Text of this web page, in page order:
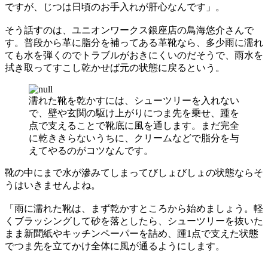
ですが、じつは日頃のお手入れが肝心なんです」。
そう話すのは、ユニオンワークス銀座店の鳥海悠介さんで
す。普段から革に脂分を補ってある革靴なら、多少雨に濡れ
ても水を弾くのでトラブルがおきにくいのだそうで、雨水を
拭き取ってすこし乾かせば元の状態に戻るという。
濡れた靴を乾かすには、シューツリーを入れない
で、壁や玄関の駆け上がりにつま先を乗せ、踵を
点で支えることで靴底に風を通します。まだ完全
に乾ききらないうちに、クリームなどで脂分を与
えてやるのがコツなんです。
靴の中にまで水が滲みてしまってびしょびしょの状態ならそ
うはいきませんよね。
「雨に濡れた靴は、まず乾かすところから始めましょう。軽
くブラッシングして砂を落としたら、シューツリーを抜いた
まま新聞紙やキッチンペーパーを詰め、踵1点で支えた状態
でつま先を立てかけ全体に風が通るようにします。